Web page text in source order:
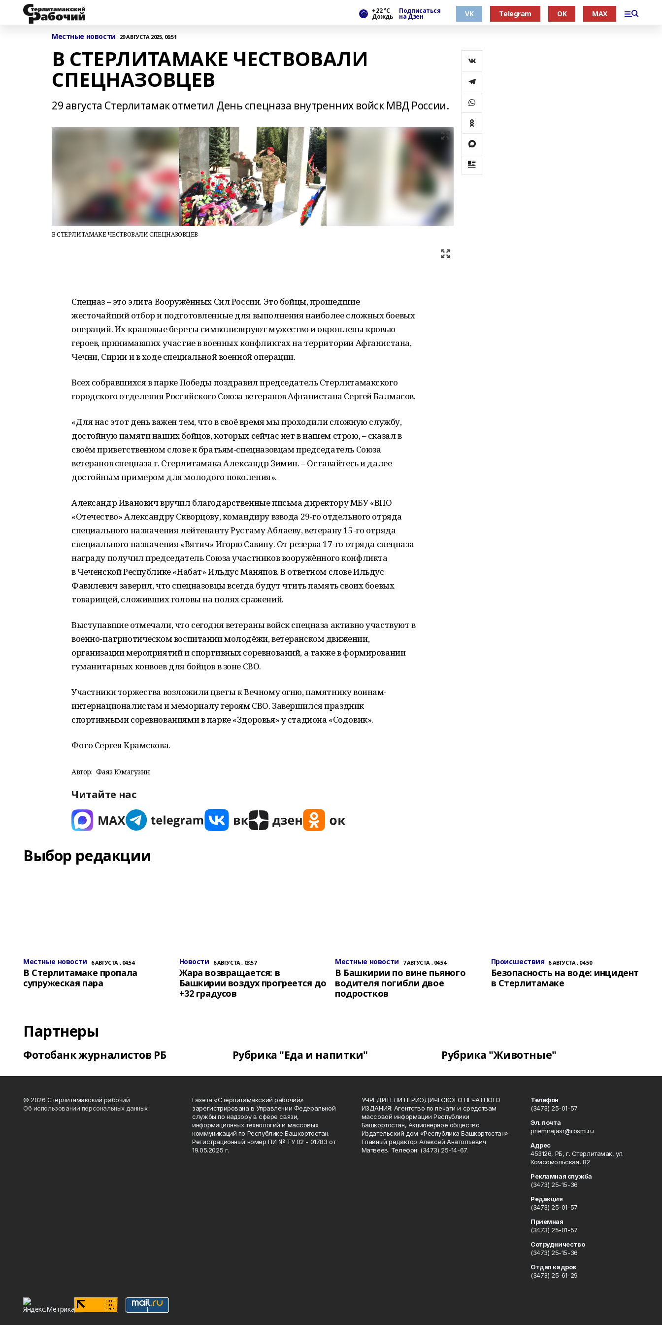
+22 °С
Дождь
Подписаться
на Дзен VK Telegram OK MAX
Местные новости 29 АВГУСТА 2025, 06:51
В СТЕРЛИТАМАКЕ ЧЕСТВОВАЛИ
СПЕЦНАЗОВЦЕВ
29 августа Стерлитамак отметил День спецназа внутренних войск МВД России.
В СТЕРЛИТАМАКЕ ЧЕСТВОВАЛИ СПЕЦНАЗОВЦЕВ
Спецназ – это элита Вооружённых Сил России. Это бойцы, прошедшие
жесточайший отбор и подготовленные для выполнения наиболее сложных боевых
операций. Их краповые береты символизируют мужество и окроплены кровью
героев, принимавших участие в военных конфликтах на территории Афганистана,
Чечни, Сирии и в ходе специальной военной операции.
Всех собравшихся в парке Победы поздравил председатель Стерлитамакского
городского отделения Российского Союза ветеранов Афганистана Сергей Балмасов.
«Для нас этот день важен тем, что в своё время мы проходили сложную службу,
достойную памяти наших бойцов, которых сейчас нет в нашем строю, – сказал в
своём приветственном слове к братьям-спецназовцам председатель Союза
ветеранов спецназа г. Стерлитамака Александр Зимин. – Оставайтесь и далее
достойным примером для молодого поколения».
Александр Иванович вручил благодарственные письма директору МБУ «ВПО
«Отечество» Александру Скворцову, командиру взвода 29-го отдельного отряда
специального назначения лейтенанту Рустаму Аблаеву, ветерану 15-го отряда
специального назначения «Вятич» Игорю Савину. От резерва 17-го отряда спецназа
награду получил председатель Союза участников вооружённого конфликта
в Чеченской Республике «Набат» Ильдус Маняпов. В ответном слове Ильдус
Фавилевич заверил, что спецназовцы всегда будут чтить память своих боевых
товарищей, сложивших головы на полях сражений.
Выступавшие отмечали, что сегодня ветераны войск спецназа активно участвуют в
военно-патриотическом воспитании молодёжи, ветеранском движении,
организации мероприятий и спортивных соревнований, а также в формировании
гуманитарных конвоев для бойцов в зоне СВО.
Участники торжества возложили цветы к Вечному огню, памятнику воинам-
интернационалистам и мемориалу героям СВО. Завершился праздник
спортивными соревнованиями в парке «Здоровья» у стадиона «Содовик».
Фото Сергея Крамскова.
Автор: Фаяз Юмагузин
Читайте нас
Выбор редакции
Местные новости 6 АВГУСТА , 04:54
В Стерлитамаке пропала
супружеская пара
Новости 6 АВГУСТА , 03:57
Жара возвращается: в
Башкирии воздух прогреется до
+32 градусов
Местные новости 7 АВГУСТА , 04:54
В Башкирии по вине пьяного
водителя погибли двое
подростков
Происшествия 6 АВГУСТА , 04:50
Безопасность на воде: инцидент
в Стерлитамаке
Партнеры
Фотобанк журналистов РБ Рубрика "Еда и напитки" Рубрика "Животные"
© 2026 Стерлитамакский рабочий
Об использовании персональных данных
Газета «Стерлитамакский рабочий»
зарегистрирована в Управлении Федеральной
службы по надзору в сфере связи,
информационных технологий и массовых
коммуникаций по Республике Башкортостан.
Регистрационный номер ПИ № ТУ 02 - 01783 от
19.05.2025 г.
УЧРЕДИТЕЛИ ПЕРИОДИЧЕСКОГО ПЕЧАТНОГО
ИЗДАНИЯ: Агентство по печати и средствам
массовой информации Республики
Башкортостан, Акционерное общество
Издательский дом «Республика Башкортостан».
Главный редактор Алексей Анатольевич
Матвеев. Телефон: (3473) 25-14-67.
Телефон
(3473) 25-01-57
Эл. почта
priemnajasr@rbsmi.ru
Адрес
453126, РБ, г. Стерлитамак, ул.
Комсомольская, 82
Рекламная служба
(3473) 25-15-36
Редакция
(3473) 25-01-57
Приемная
(3473) 25-01-57
Сотрудничество
(3473) 25-15-36
Отдел кадров
(3473) 25-61-29